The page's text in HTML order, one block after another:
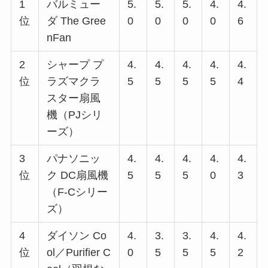
1
位
バルミュー
ダ The Gree
nFan
5.
0
5.
0
5.
0
4.
0
4.
6
2
位
シャープ プ
ラズマクラ
スター扇風
機（PJシリ
ーズ）
4.
5
4.
5
4.
5
4.
5
4.
4
3
位
パナソニッ
ク DC扇風機
（F-Cシリー
ズ）
4.
5
4.
5
4.
5
4.
0
4.
3
4
位
ダイソン Co
ol／Purifier C
4.
0
3.
5
3.
5
4.
5
4.
2